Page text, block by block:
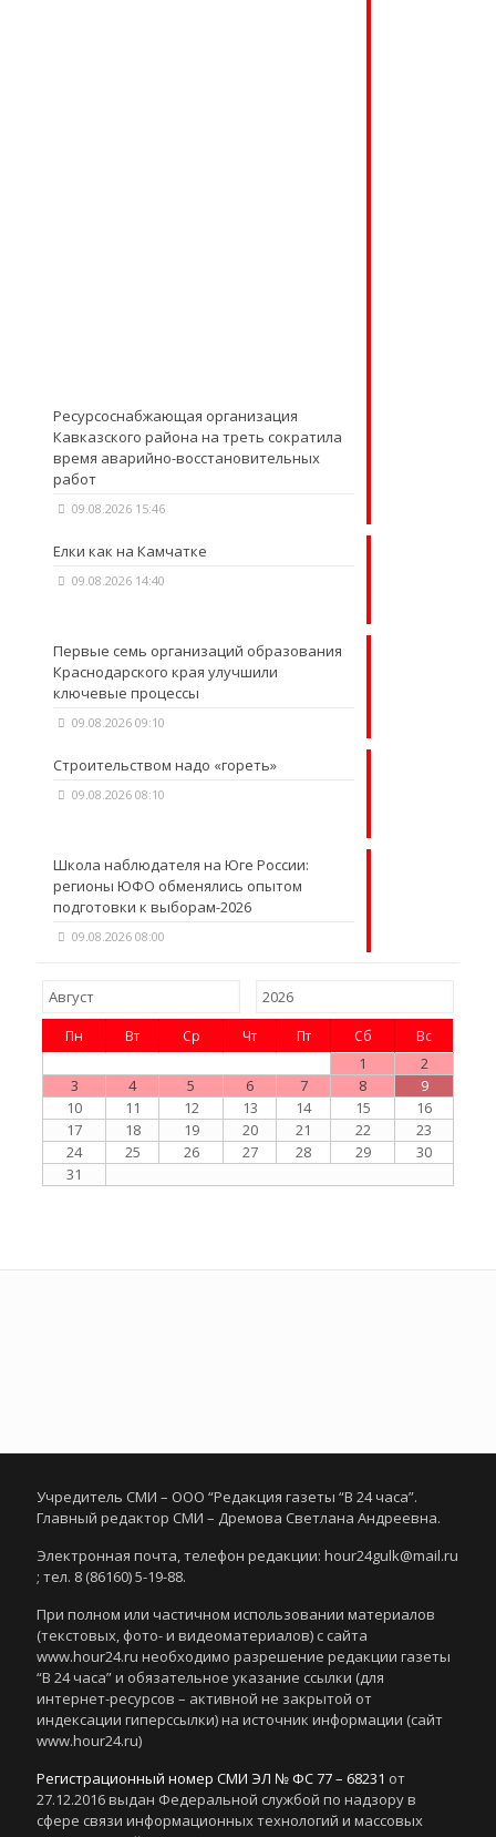
Ресурсоснабжающая организация
Кавказского района на треть сократила
время аварийно-восстановительных
работ
09.08.2026 15:46
Елки как на Камчатке
09.08.2026 14:40
Первые семь организаций образования
Краснодарского края улучшили
ключевые процессы
09.08.2026 09:10
Строительством надо «гореть»
09.08.2026 08:10
Школа наблюдателя на Юге России:
регионы ЮФО обменялись опытом
подготовки к выборам-2026
09.08.2026 08:00
Пн Вт Ср Чт Пт Сб Вс
1
2
3
4 5 6 7 8
9
10
11 12 13 14 15
16
17
18 19 20 21 22
23
24
25 26 27 28 29
30
31
Учредитель СМИ – ООО “Редакция газеты “В 24 часа”.
Главный редактор СМИ – Дремова Светлана Андреевна.
Электронная почта, телефон редакции: hour24gulk@mail.ru
; тел. 8 (86160) 5-19-88.
При полном или частичном использовании материалов
(текстовых, фото- и видеоматериалов) с сайта
www.hour24.ru необходимо разрешение редакции газеты
“В 24 часа” и обязательное указание ссылки (для
интернет-ресурсов – активной не закрытой от
индексации гиперссылки) на источник информации (сайт
www.hour24.ru)
Регистрационный номер СМИ ЭЛ № ФС 77 – 68231 от
27.12.2016 выдан Федеральной службой по надзору в
сфере связи информационных технологий и массовых